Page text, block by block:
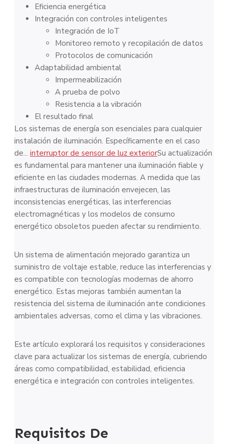
Eficiencia energética
Integración con controles inteligentes
Integración de IoT
Monitoreo remoto y recopilación de datos
Protocolos de comunicación
Adaptabilidad ambiental
Impermeabilización
A prueba de polvo
Resistencia a la vibración
El resultado final
Los sistemas de energía son esenciales para cualquier
instalación de iluminación. Específicamente en el caso
de... interruptor de sensor de luz exteriorSu actualización
es fundamental para mantener una iluminación fiable y
eficiente en las ciudades modernas. A medida que las
infraestructuras de iluminación envejecen, las
inconsistencias energéticas, las interferencias
electromagnéticas y los modelos de consumo
energético obsoletos pueden afectar su rendimiento.
Un sistema de alimentación mejorado garantiza un
suministro de voltaje estable, reduce las interferencias y
es compatible con tecnologías modernas de ahorro
energético. Estas mejoras también aumentan la
resistencia del sistema de iluminación ante condiciones
ambientales adversas, como el clima y las vibraciones.
Este artículo explorará los requisitos y consideraciones
clave para actualizar los sistemas de energía, cubriendo
áreas como compatibilidad, estabilidad, eficiencia
energética e integración con controles inteligentes.
Requisitos De